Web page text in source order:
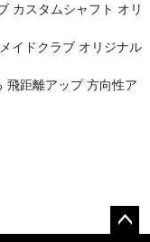
カスタムシャフト オリ
イドクラブ オリジナル
飛距離アップ 方向性ア